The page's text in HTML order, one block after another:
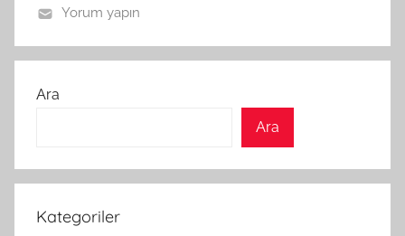
Yorum yapın
Ara
Ara
Kategoriler